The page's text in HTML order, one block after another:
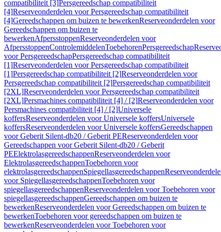
compatibiliteit [3]Persgereedschap compatibiliteit
[4]Reserveonderdelen voor Persgereedschap compatibiliteit
[4]Gereedschappen om buizen te bewerkenReserveonderdelen voor
Gereedschappen om buizen te
bewerkenAfpersstoppenReserveonderdelen voor
AfpersstoppenControlemiddelenToebehorenPersgereedschap
voor PersgereedschapPersgereedschap compatibiliteit
[1]Reserveonderdelen voor Persgereedschap compatibiliteit
[1]Persgereedschap compatibiliteit [2]Reserveonderdelen voor
Persgereedschap compatibiliteit [2]Persgereedschap compatibiliteit
[2XL]Reserveonderdelen voor Persgereedschap compatibiliteit
[2XL]Persmachines compatibiliteit [4] / [2]Reserveonderdelen voor
Persmachines compatibiliteit [4] / [2]Universele
koffersReserveonderdelen voor Universele koffersUniversele
koffersReserveonderdelen voor Universele koffersGereedschappen
voor Geberit Silent-db20 / Geberit PEReserveonderdelen voor
Gereedschappen voor Geberit Silent-db20 / Geberit
PEElektrolasgereedschappenReserveonderdelen voor
ElektrolasgereedschappenToebehoren voor
elektrolasgereedschappenSpiegellasgereedschappen
voor SpiegellasgereedschappenToebehoren voor
spiegellasgereedschappenReserveonderdelen voor Toebehoren voor
spiegellasgereedschappenGereedschappen om buizen te
bewerkenReserveonderdelen voor Gereedschappen om buizen te
bewerkenToebehoren voor gereedschappen om buizen te
bewerkenReserveonderdelen voor Toebehoren voor